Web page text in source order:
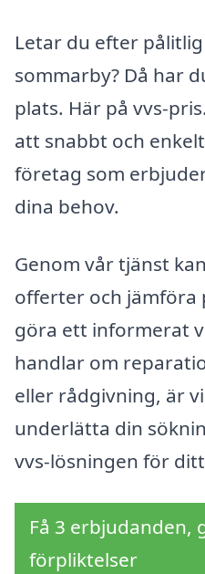
Letar du efter
sommarby? Då har
plats. Här på vvs-
att snabbt och
företag som
dina behov.
Genom vår tjänst
offerter och jämföra
göra ett informerat
handlar om
eller rådgivning, är
underlätta din
vvs-lösningen för
Få 3 erbjudanden,
förpliktelser